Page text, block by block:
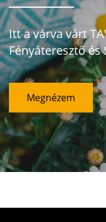
Itt a várva várt
Fényáteresztő és
Megnézem